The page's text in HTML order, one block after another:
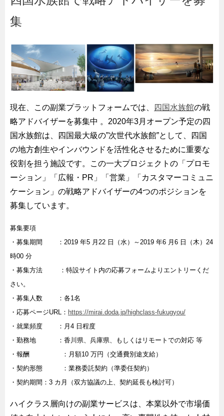
集
現在、この副業プラットフォームでは、 四国水族館の戦
略アドバイザーを募集中 。2020年3月オープン予定の四
国水族館は、四国最大級の”次世代水族館”として、四国
の地方創生やインバウンドを活性化させるために重要な
役割を担う施設です。この一大プロジェクトの「プロモ
ーション」「広報・PR」「営業」「カスタマーコミュニ
ケーション」の戦略アドバイザーの4つのポジションを
募集しています。
募集要項
・募集期間 ：2019 年5 月22 日（水）～2019 年6 月6 日（木）24
時00 分
・募集方法 ：特設サイト内の応募フォームよりエントリーくだ
さい。
・募集人数 ：各1名
・応募ページURL： https://mirai.doda.jp/highclass-fukugyou/
・就業頻度 ：月4 日程度
・勤務地 ：香川県、兵庫県、もしくはリモートでの対応 等
・報酬 ：月額10 万円（交通費別途支給）
・契約形態 ：業務委託契約（準委任契約）
・契約期間：3 カ月（双方協議の上、契約延長も検討可）
ハイクラス層向けの副業サービスは、本業以外で市場価